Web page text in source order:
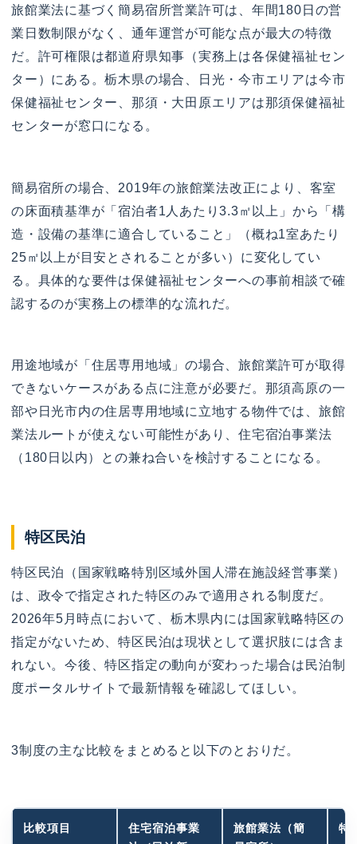
旅館業法に基づく簡易宿所営業許可は、年間180日の営
業日数制限がなく、通年運営が可能な点が最大の特徴
だ。許可権限は都道府県知事（実務上は各保健福祉セン
ター）にある。栃木県の場合、日光・今市エリアは今市
保健福祉センター、那須・大田原エリアは那須保健福祉
センターが窓口になる。
簡易宿所の場合、2019年の旅館業法改正により、客室
の床面積基準が「宿泊者1人あたり3.3㎡以上」から「構
造・設備の基準に適合していること」（概ね1室あたり
25㎡以上が目安とされることが多い）に変化してい
る。具体的な要件は保健福祉センターへの事前相談で確
認するのが実務上の標準的な流れだ。
用途地域が「住居専用地域」の場合、旅館業許可が取得
できないケースがある点に注意が必要だ。那須高原の一
部や日光市内の住居専用地域に立地する物件では、旅館
業法ルートが使えない可能性があり、住宅宿泊事業法
（180日以内）との兼ね合いを検討することになる。
特区民泊
特区民泊（国家戦略特別区域外国人滞在施設経営事業）
は、政令で指定された特区のみで適用される制度だ。
2026年5月時点において、栃木県内には国家戦略特区の
指定がないため、特区民泊は現状として選択肢には含ま
れない。今後、特区指定の動向が変わった場合は民泊制
度ポータルサイトで最新情報を確認してほしい。
3制度の主な比較をまとめると以下のとおりだ。
比較項目
住宅宿泊事業
旅館業法（簡
特